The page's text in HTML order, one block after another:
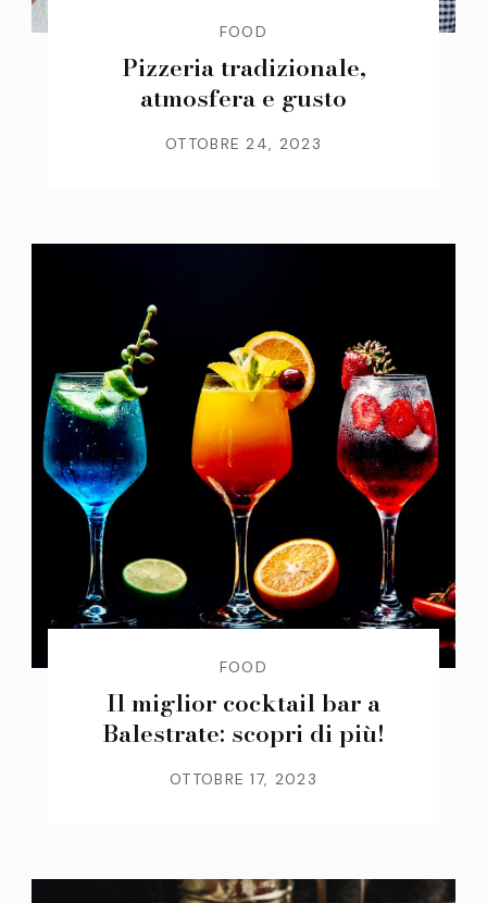
FOOD
Pizzeria tradizionale,
atmosfera e gusto
OTTOBRE 24, 2023
FOOD
Il miglior cocktail bar a
Balestrate: scopri di più!
OTTOBRE 17, 2023